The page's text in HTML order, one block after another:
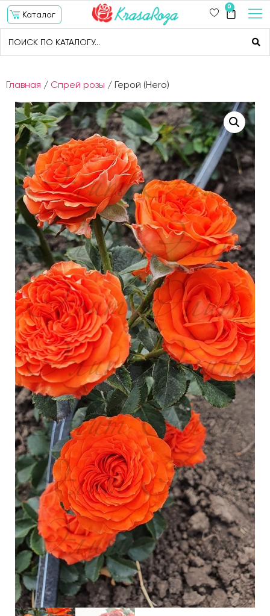
Каталог
0
Главная / Спрей розы / Герой (Hero)